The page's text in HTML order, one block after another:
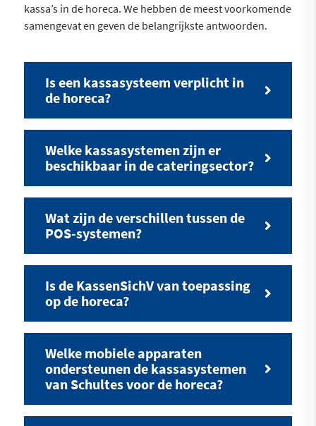
kassa’s in de horeca. We hebben de meest voorkomende
samengevat en geven de belangrijkste antwoorden.
Is een kassasysteem verplicht in
de horeca?
Welke kassasystemen zijn er
beschikbaar in de cateringsector?
Wat zijn de verschillen tussen de
POS-systemen?
Is de KassenSichV van toepassing
op de horeca?
Welke mobiele apparaten
ondersteunen de kassasystemen
van Schultes voor de horeca?